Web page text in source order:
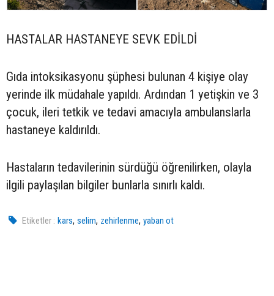
HASTALAR HASTANEYE SEVK EDİLDİ
Gıda intoksikasyonu şüphesi bulunan 4 kişiye olay
yerinde ilk müdahale yapıldı. Ardından 1 yetişkin ve 3
çocuk, ileri tetkik ve tedavi amacıyla ambulanslarla
hastaneye kaldırıldı.
Hastaların tedavilerinin sürdüğü öğrenilirken, olayla
ilgili paylaşılan bilgiler bunlarla sınırlı kaldı.
Etiketler : kars,selim, zehirlenme,yaban ot